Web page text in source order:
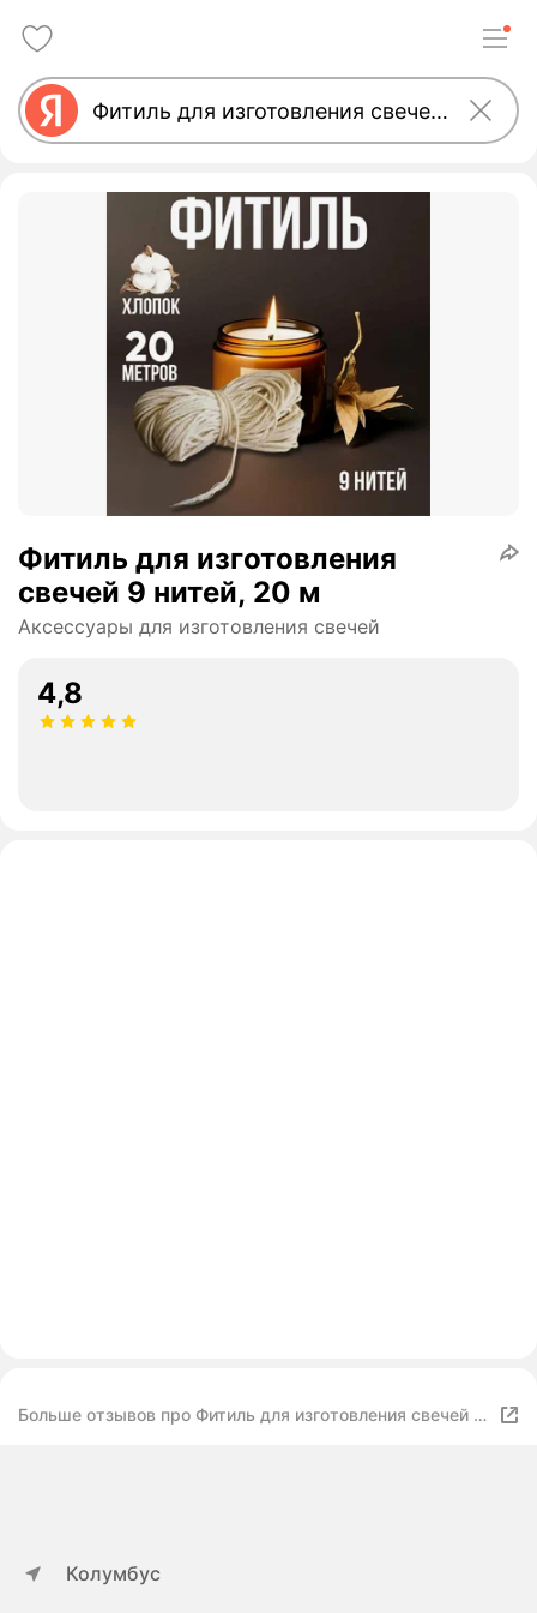
Фитиль для изготовления
свечей 9 нитей, 20 м
Аксессуары для изготовления свечей
4,8
Больше отзывов про Фитиль для изготовления свечей 9
Колумбус